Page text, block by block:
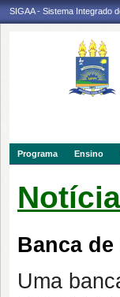
SIGAA - Sistema Integrado
Programa Ensino
Banca de
Uma